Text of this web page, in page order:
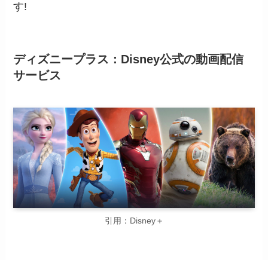
す!
ディズニープラス：Disney公式の動画配信
サービス
引用：Disney＋